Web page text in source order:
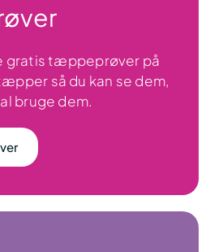
gratis tæppeprøver på
så du kan se dem,
bruge dem.